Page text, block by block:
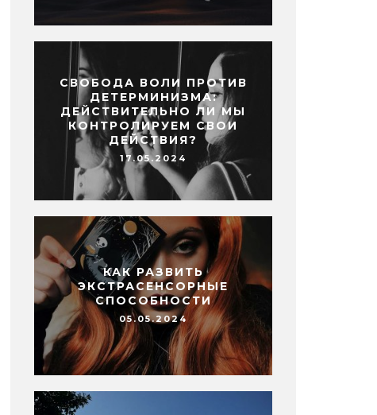
СВОБОДА ВОЛИ ПРОТИВ
ДЕТЕРМИНИЗМА:
ДЕЙСТВИТЕЛЬНО ЛИ МЫ
КОНТРОЛИРУЕМ СВОИ
ДЕЙСТВИЯ?
17.05.2024
КАК РАЗВИТЬ
ЭКСТРАСЕНСОРНЫЕ
СПОСОБНОСТИ
05.05.2024